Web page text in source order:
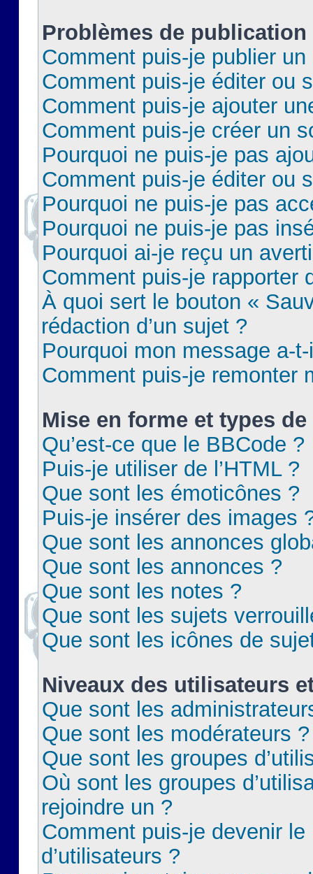
Problèmes de publication
Comment puis-je publier
Comment puis-je éditer ou
Comment puis-je ajouter
Comment puis-je créer un
Pourquoi ne puis-je pas
Comment puis-je éditer ou
Pourquoi ne puis-je pas
Pourquoi ne puis-je pas
Pourquoi ai-je reçu un
Comment puis-je rapporter
À quoi sert le bouton «
rédaction d’un sujet ?
Pourquoi mon message a-
Comment puis-je remonter
Mise en forme et types
Qu’est-ce que le BBCode ?
Puis-je utiliser de l’HTML ?
Que sont les émoticônes ?
Puis-je insérer des images
Que sont les annonces
Que sont les annonces ?
Que sont les notes ?
Que sont les sujets
Que sont les icônes de
Niveaux des utilisateurs
Que sont les
Que sont les modérateurs ?
Que sont les groupes
Où sont les groupes
rejoindre un ?
Comment puis-je devenir le
d’utilisateurs ?